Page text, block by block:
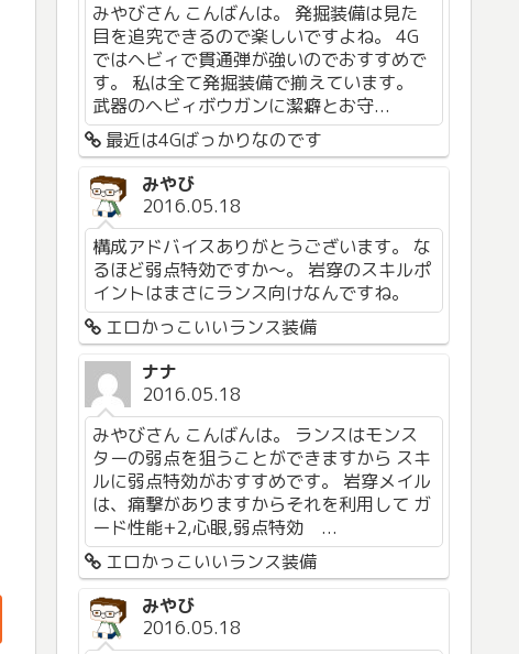
みやびさん こんばんは。 発掘装備は見た
目を追究できるので楽しいですよね。 4G
ではヘビィで貫通弾が強いのでおすすめで
す。 私は全て発掘装備で揃えています。
武器のヘビィボウガンに潔癖とお守...
最近は4Gばっかりなのです
みやび
2016.05.18
構成アドバイスありがとうございます。 な
るほど弱点特効ですか〜。 岩穿のスキルポ
イントはまさにランス向けなんですね。
エロかっこいいランス装備
ナナ
2016.05.18
みやびさん こんばんは。 ランスはモンス
ターの弱点を狙うことができますから スキ
ルに弱点特効がおすすめです。 岩穿メイル
は、痛撃がありますからそれを利用して ガ
ード性能+2,心眼,弱点特効 ...
エロかっこいいランス装備
みやび
2016.05.18